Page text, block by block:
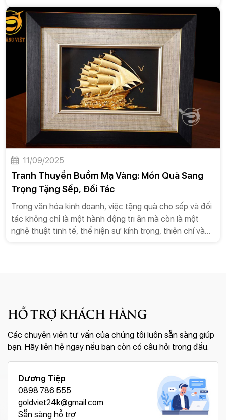
công tác, học tập hay khởi nghiệp ở nước ngoài, những
chuyến đi này đều mang theo cả hy vọng và những nỗi
lo âu. Việc lựa chọn một món quà ý nghĩa không chỉ là
cách để bạn bày tỏ tình cảm mà còn là lời chúc bình an,
may mắn và thành công trên con đường sắp tới. Trong
số các vật phẩm mang tính biểu tượng, tranh thuyền
buồm mạ vàng nổi lên như một món quà hoàn hảo, một
biểu tượng mạnh mẽ cho lời chúc kinh điển “Thuận
buồm xuôi gió” và sự bình an trên hành trình mới.
11/09/2025
Tranh Thuyền Buồm Mạ Vàng: Món Quà Sang
Trọng Tặng Sếp, Đối Tác
Trong văn hóa kinh doanh, việc tặng quà cho sếp và đối
tác không chỉ là một hành động tri ân mà còn là một
nghệ thuật tinh tế, thể hiện sự kính trọng, thiện chí và
phong thủy, giá trị thẩm mỹ cho đến sự sang trọng và
tính ứng dụng trong môi trường kinh doanh.
HỖ TRỢ KHÁCH HÀNG
Các chuyên viên tư vấn của chúng tôi luôn sẵn sàng giúp
bạn. Hãy liên hệ ngay nếu bạn còn có câu hỏi trong đầu.
Dương Tiệp
0898.786.555
goldviet24k@gmail.com
Sẵn sàng hỗ trợ